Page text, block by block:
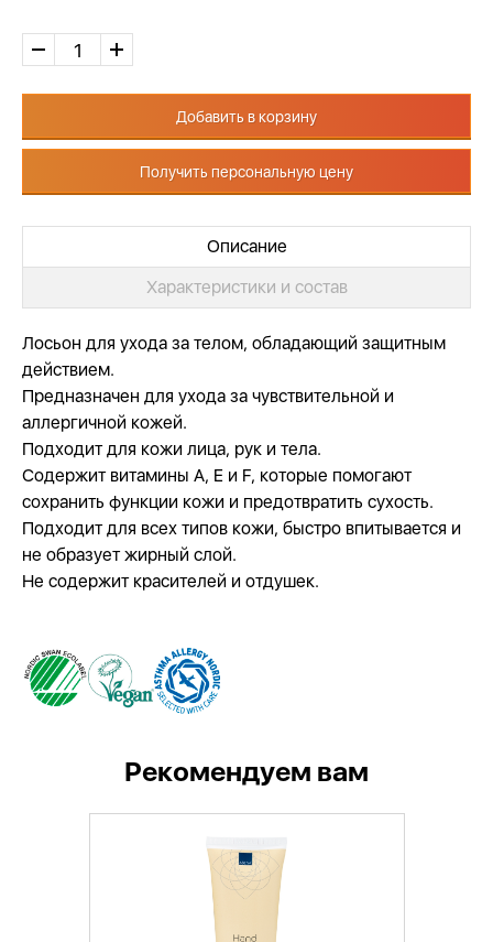
Добавить в корзину
Получить персональную цену
Описание
Характеристики и состав
Лосьон для ухода за телом, обладающий защитным
действием.
Предназначен для ухода за чувствительной и
аллергичной кожей.
Подходит для кожи лица, рук и тела.
Содержит витамины A, E и F, которые помогают
сохранить функции кожи и предотвратить сухость.
Подходит для всех типов кожи, быстро впитывается и
не образует жирный слой.
Не содержит красителей и отдушек.
Рекомендуем вам